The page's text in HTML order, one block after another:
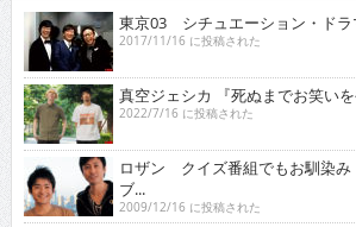
東京03 シチュエーション・ドラ
2017/11/16 に投稿された
真空ジェシカ 『死ぬまでお笑い
2022/7/16 に投稿された
ロザン クイズ番組でもお馴染み
ブ...
2009/12/16 に投稿された